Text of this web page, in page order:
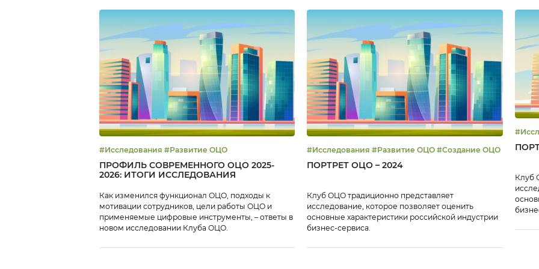
дальнейшего развития. В
компании KPMG опросили
финансовых директоров,
руководителей
казначейств и финансовых
департаментов
крупнейших компаний
России. Широкий охват
респондентов и […]
#Исследования #Развитие ОЦО
ПРОФИЛЬ СОВРЕМЕННОГО ОЦО 2025-
2026: ИТОГИ ИССЛЕДОВАНИЯ
Как изменился функционал ОЦО, подходы к
мотивации сотрудников, цели работы ОЦО и
применяемые цифровые инструменты, – ответы в
новом исследовании Клуба ОЦО.
#Исследования #Развитие ОЦО #Создание ОЦО
ПОРТРЕТ ОЦО – 2024
Клуб ОЦО традиционно представляет
исследование, которое позволяет оценить
основные характеристики российской индустрии
бизнес-сервиса.
Клуб
В